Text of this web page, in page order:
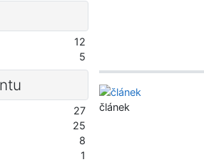
článek
12
5
27
25
8
1